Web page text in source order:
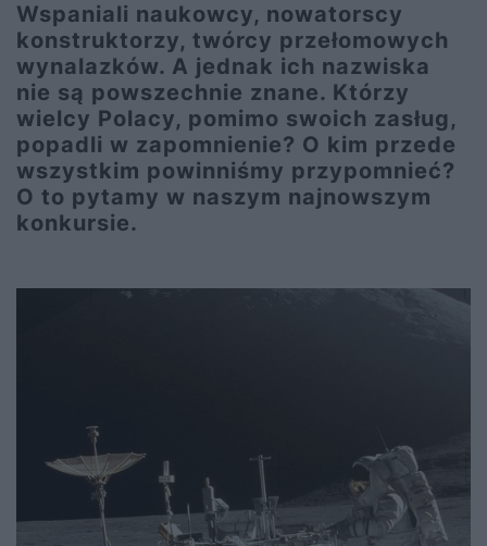
Wspaniali naukowcy, nowatorscy
konstruktorzy, twórcy przełomowych
wynalazków. A jednak ich nazwiska
nie są powszechnie znane. Którzy
wielcy Polacy, pomimo swoich zasług,
popadli w zapomnienie? O kim przede
wszystkim powinniśmy przypomnieć?
O to pytamy w naszym najnowszym
konkursie.